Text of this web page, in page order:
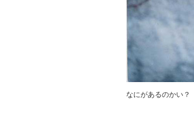
なにがあるのかい？